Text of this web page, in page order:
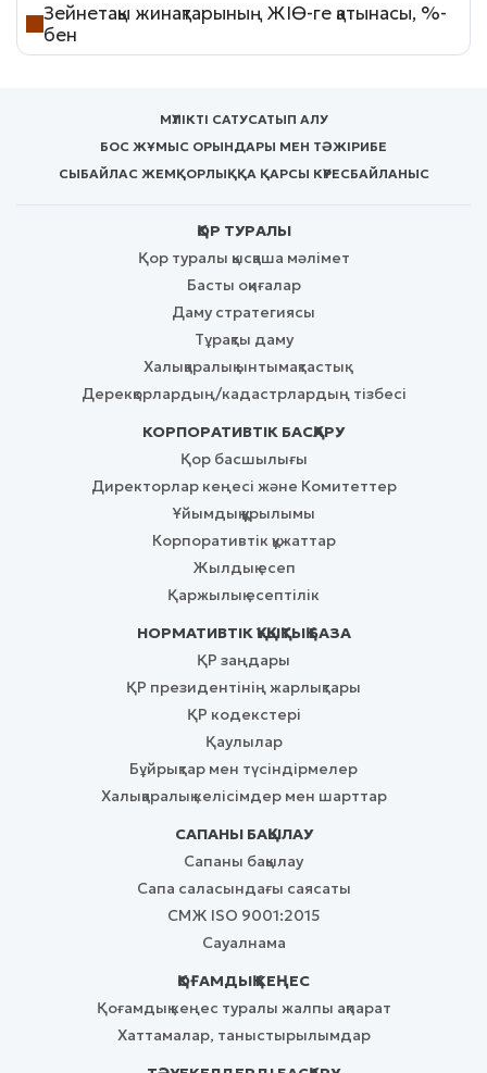
Зейнетақы жинақтарының ЖІӨ-ге қатынасы, %-
бен
МҮЛІКТІ САТУСАТЫП АЛУ
БОС ЖҰМЫС ОРЫНДАРЫ МЕН ТӘЖІРИБЕ
СЫБАЙЛАС ЖЕМҚОРЛЫҚҚА ҚАРСЫ КҮРЕСБАЙЛАНЫС
ҚОР ТУРАЛЫ
Қор туралы қысқаша мәлімет
Басты оқиғалар
Даму стратегиясы
Тұрақты даму
Халықаралық ынтымақтастық
Дерекқорлардың/кадастрлардың тізбесі
КОРПОРАТИВТІК БАСҚАРУ
Қор басшылығы
Директорлар кеңесі және Комитеттер
Ұйымдық құрылымы
Корпоративтік құжаттар
Жылдық есеп
Қаржылық есептілік
НОРМАТИВТІК ҚҰҚЫҚТЫҚ БАЗА
ҚР заңдары
ҚР президентінің жарлықтары
ҚР кодекстері
Қаулылар
Бұйрықтар мен түсіндірмелер
Халықаралық келісімдер мен шарттар
САПАНЫ БАҚЫЛАУ
Сапаны бақылау
Сапа саласындағы саясаты
СМЖ ISO 9001:2015
Сауалнама
ҚОҒАМДЫҚ КЕҢЕС
Қоғамдық кеңес туралы жалпы ақпарат
Хаттамалар, таныстырылымдар